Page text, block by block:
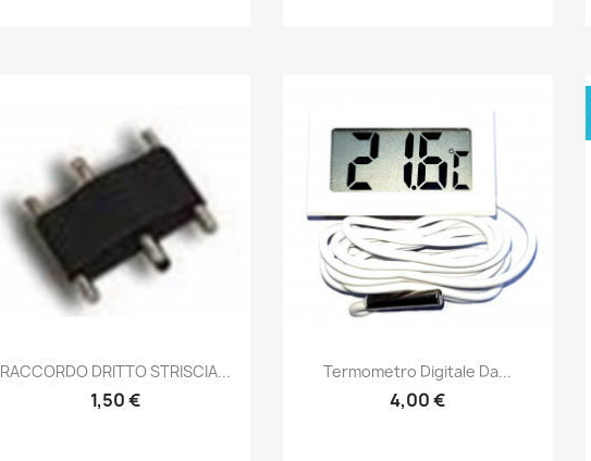
Snabbvy
RACCORDO DRITTO STRISCIA...
1,50 €
Snabbvy
Termometro Digitale Da...
4,00 €